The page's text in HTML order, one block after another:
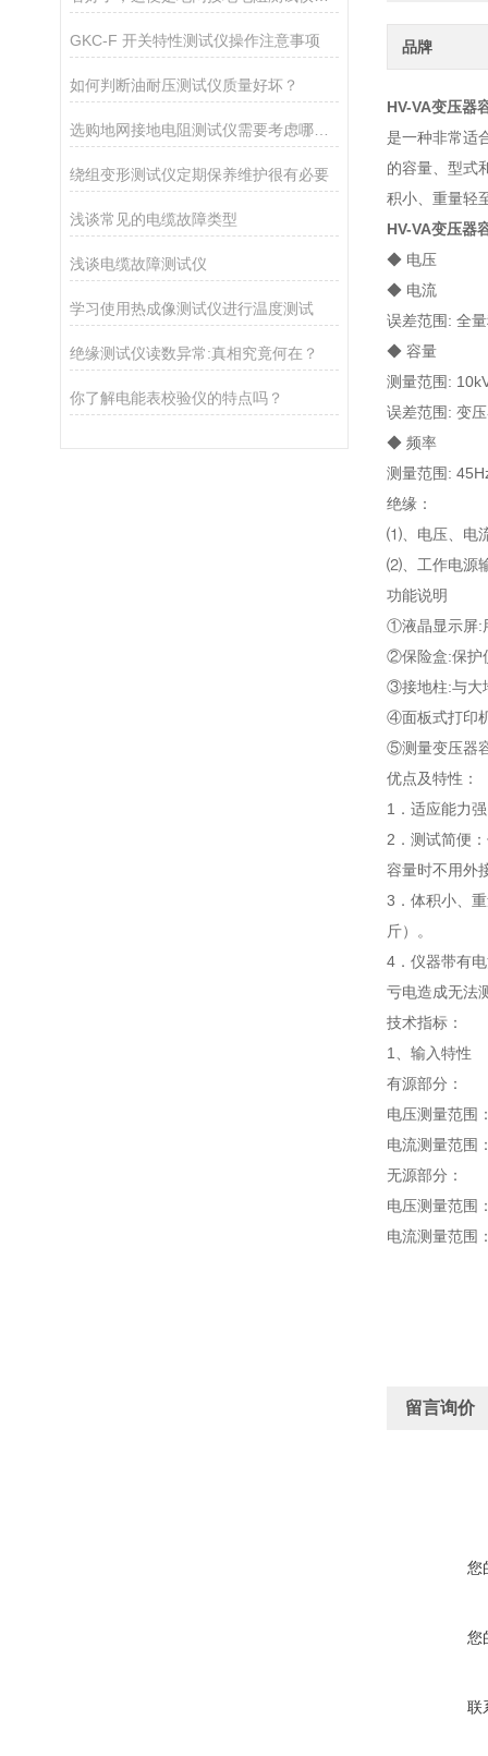
GKC-F 开关特性测试仪操作注意事项
如何判断油耐压测试仪质量好坏？
选购地网接地电阻测试仪需要考虑哪些问题？
绕组变形测试仪定期保养维护很有必要
浅谈常见的电缆故障类型
浅谈电缆故障测试仪
学习使用热成像测试仪进行温度测试
绝缘测试仪读数异常:真相究竟何在？
你了解电能表校验仪的特点吗？
品牌
HV-VA变压器
是一种非常适
的容量、型式
积小、重量轻
HV-VA变压器
◆ 电压
◆ 电流
误差范围: 全
◆ 容量
测量范围:
误差范围: 变
◆ 频率
测量范围:
绝缘：
⑴、电压、电
⑵、工作电源
功能说明
①液晶显示屏:
②保险盒:保护
③接地柱:与大
④面板式打印
⑤测量变压器
优点及特性：
1．适应能力
2．测试简便
容量时不用外
3．体积小、
斤）。
4．仪器带有
亏电造成无法
技术指标：
1、输入特性
有源部分：
电压测量范围
电流测量范围
无源部分：
电压测量范围
电流测量范围
留言询价
您
您
联